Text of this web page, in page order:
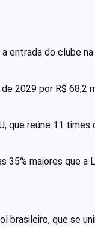
entrada do clube na
2029 por R$ 68,2
que reúne 11 times
maiores que a
brasileiro, que se